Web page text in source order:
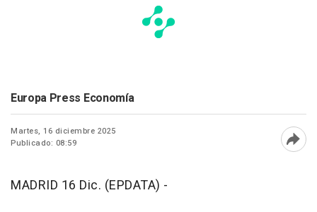
Europa Press Economía
Martes, 16 diciembre 2025
Publicado: 08:59
MADRID 16 Dic. (EPDATA) -